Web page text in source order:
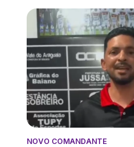
NOVO COMANDANTE